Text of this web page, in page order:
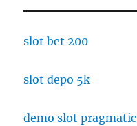
slot bet 200
slot depo 5k
demo slot pragmatic